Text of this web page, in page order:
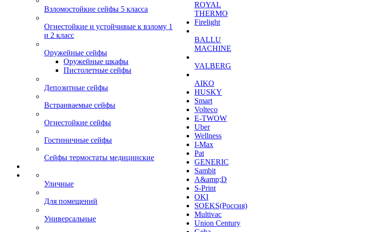
Взломостойкие сейфы 5 класса
Огнестойкие и устойчивые к взлому 1
и 2 класс
Оружейные сейфы
Оружейные шкафы
Пистолетные сейфы
Депозитные сейфы
Встраиваемые сейфы
Огнестойкие сейфы
Гостиничные сейфы
Сейфы термостаты медицинские
Уличные
Для помещений
Универсальные
ROYAL
THERMO
Firelight
BALLU
MACHINE
VALBERG
AIKO
HUSKY
Smart
Volteco
E-TWOW
Uber
Wellness
I-Max
Pat
GENERIC
Sambit
A&amp;D
S-Print
OKI
SOEKS(Россия)
Multivac
Union Century